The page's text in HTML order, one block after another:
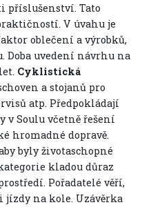
příslušenství. Tato
V úvahu je
oblečení a výrobků,
Doba uvedení návrhu na
Cyklistická
a stojanů pro
atp. Předpokládají
v Soulu včetně řešení
hromadné dopravě.
byly životaschopné
kladou důraz
Pořadatelé věří,
jízdy na kole. Uzávěrka